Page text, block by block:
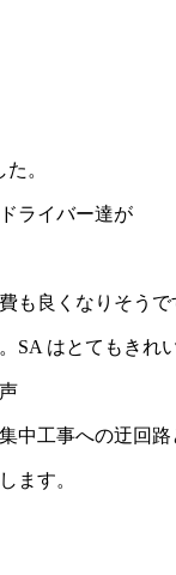
。
ライバー達が
も良くなりそうで
SA はとてもきれ
中工事への迂回路
します。